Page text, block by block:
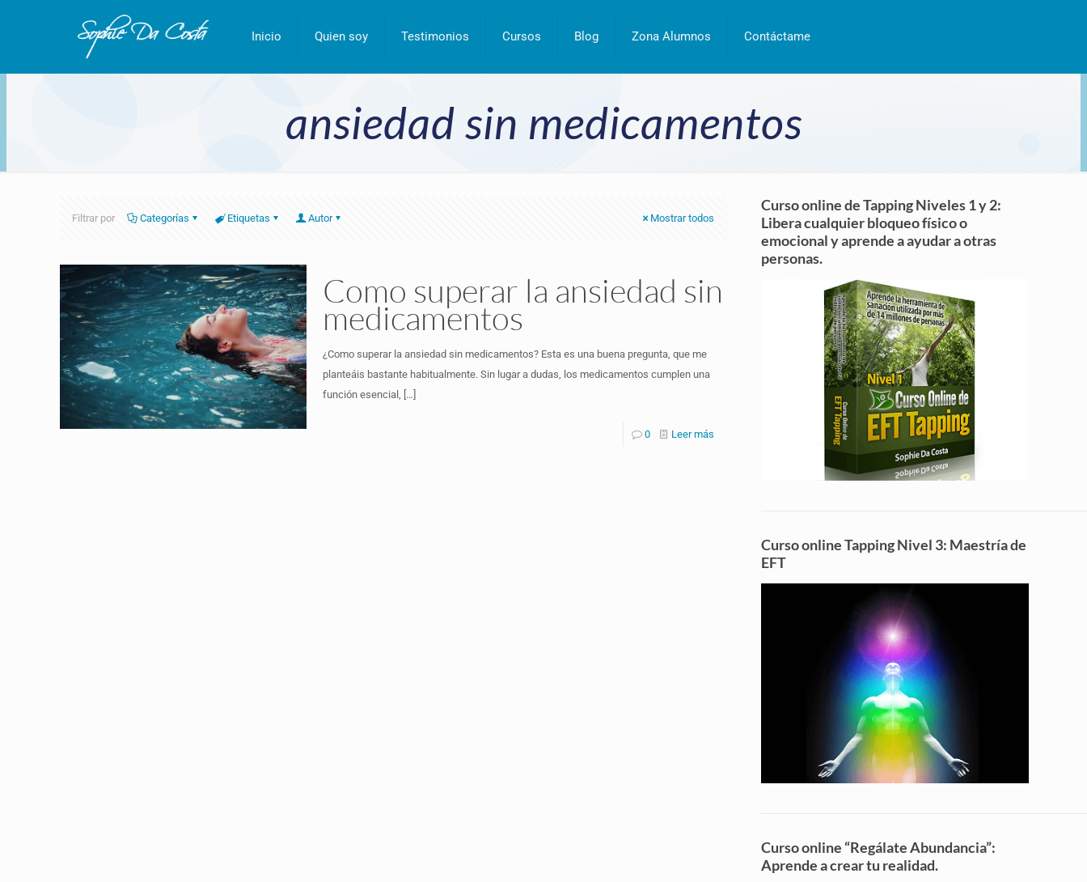
Inicio Quien soy Testimonios Cursos Blog Zona Alumnos Contáctame
ansiedad sin medicamentos
Filtrar por Categorías Etiquetas Autor Mostrar todos
Como superar la ansiedad sin
medicamentos
¿Como superar la ansiedad sin medicamentos? Esta es una buena pregunta, que me
planteáis bastante habitualmente. Sin lugar a dudas, los medicamentos cumplen una
función esencial, […]
0 Leer más
Curso online de Tapping Niveles 1 y 2:
Libera cualquier bloqueo físico o
emocional y aprende a ayudar a otras
personas.
Curso online Tapping Nivel 3: Maestría de
EFT
Curso online “Regálate Abundancia”:
Aprende a crear tu realidad.